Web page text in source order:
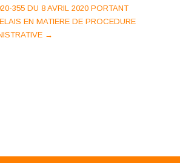
355 DU 8 AVRIL 2020 PORTANT
EN MATIERE DE PROCEDURE
→